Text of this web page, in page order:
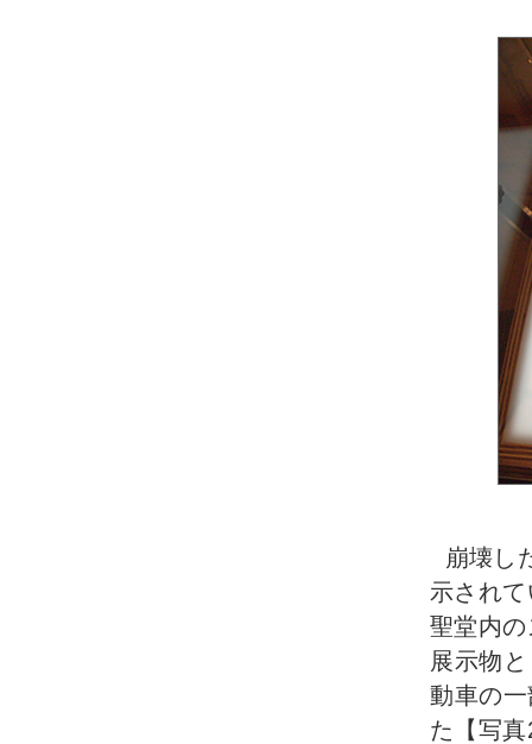
崩壊し
示され
聖堂内
展示物
動車の
た【写